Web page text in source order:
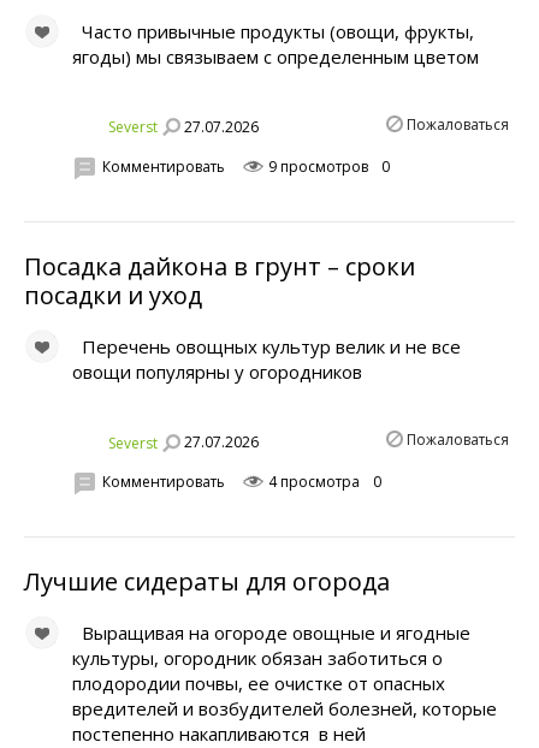
Часто привычные продукты (овощи, фрукты,
ягоды) мы связываем с определенным цветом
Severst 27.07.2026 Пожаловаться
Комментировать 9 просмотров 0
Посадка дайкона в грунт – сроки
посадки и уход
Перечень овощных культур велик и не все
овощи популярны у огородников
Severst 27.07.2026 Пожаловаться
Комментировать 4 просмотра 0
Лучшие сидераты для огорода
Выращивая на огороде овощные и ягодные
культуры, огородник обязан заботиться о
плодородии почвы, ее очистке от опасных
вредителей и возбудителей болезней, которые
постепенно накапливаются в ней